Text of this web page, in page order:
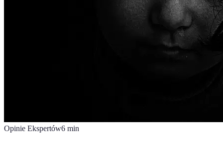
Opinie Ekspertów6 min